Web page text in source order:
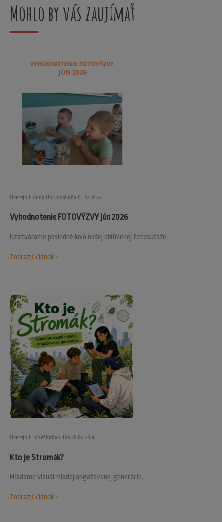
Mohlo by vás zaujímať
Uverejnil: Anna Uhrinová dňa 01.07.2026
Vyhodnotenie FOTOVÝZVY jún 2026
Uzatvárame posledné kolo našej obľúbenej fotosúťaže.
Zobraziť článok »
Uverejnil: Jozef Kahan dňa 23.06.2026
Kto je Stromák?
Hľadáme vizuál mladej angažovanej generácie.
Zobraziť článok »